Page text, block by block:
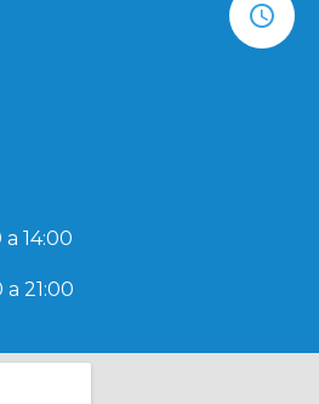
14:00
a 21:00